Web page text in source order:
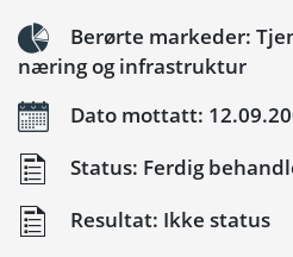
Berørte markeder:
næring og infrastruktur
Dato mottatt:
Status: Ferdig
Resultat: Ikke status